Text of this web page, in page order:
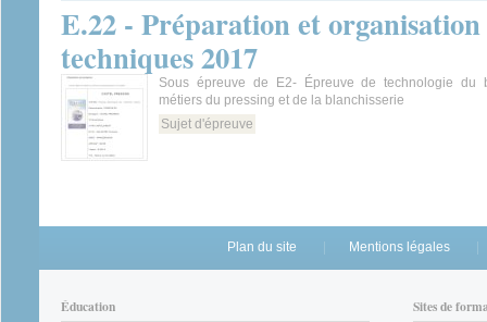
E.22 - Préparation et organisation
techniques 2017
Sous épreuve de E2- Épreuve de technologie du
métiers du pressing et de la blanchisserie
Sujet d'épreuve
Plan du site Mentions légales
Éducation Sites de